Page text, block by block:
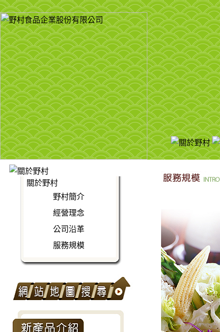
關於野村
野村簡介
經營理念
公司沿革
服務規模